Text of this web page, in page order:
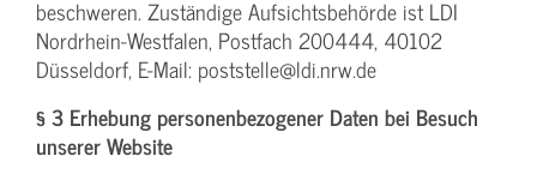
beschweren. Zuständige Aufsichtsbehörde ist LDI
Nordrhein-Westfalen, Postfach 200444, 40102
Düsseldorf, E-Mail: poststelle@ldi.nrw.de
§ 3 Erhebung personenbezogener Daten bei Besuch
unserer Website